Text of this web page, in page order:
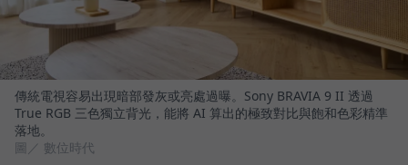
傳統電視容易出現暗部發灰或亮處過曝。Sony BRAVIA 9 II 透過
True RGB 三色獨立背光，能將 AI 算出的極致對比與飽和色彩精準
落地。
圖／ 數位時代